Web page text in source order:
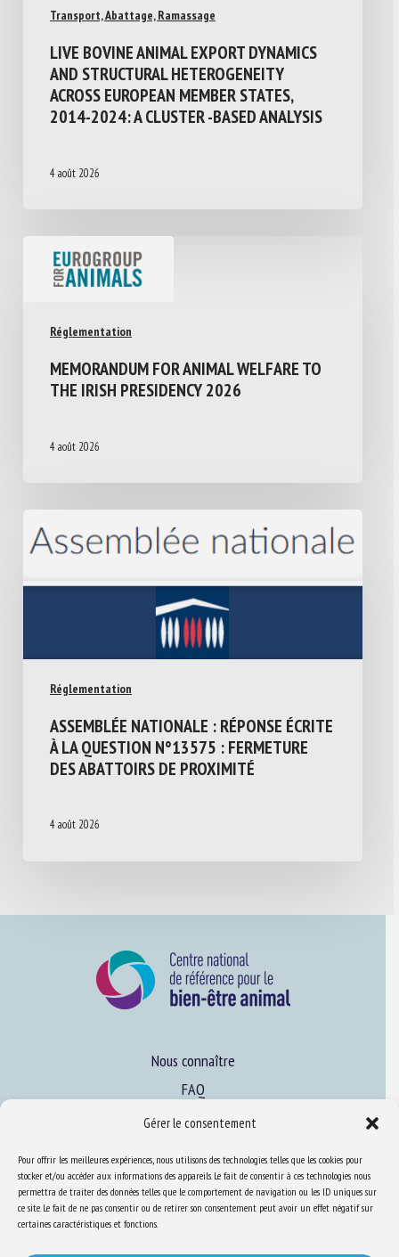
Gérer le consentement
Pour offrir les meilleures expériences, nous utilisons des technologies telles que les cookies pour
stocker et/ou accéder aux informations des appareils. Le fait de consentir à ces technologies nous
permettra de traiter des données telles que le comportement de navigation ou les ID uniques sur
ce site. Le fait de ne pas consentir ou de retirer son consentement peut avoir un effet négatif sur
certaines caractéristiques et fonctions.
Transport, Abattage, Ramassage
LIVE BOVINE ANIMAL EXPORT DYNAMICS
AND STRUCTURAL HETEROGENEITY
ACROSS EUROPEAN MEMBER STATES,
2014-2024: A CLUSTER -BASED ANALYSIS
4 août 2026
Réglementation
MEMORANDUM FOR ANIMAL WELFARE TO
THE IRISH PRESIDENCY 2026
4 août 2026
Réglementation
ASSEMBLÉE NATIONALE : RÉPONSE ÉCRITE
À LA QUESTION N°13575 : FERMETURE
DES ABATTOIRS DE PROXIMITÉ
4 août 2026
Nous connaître
FAQ
S’informer sur le BEA
Se former au BEA